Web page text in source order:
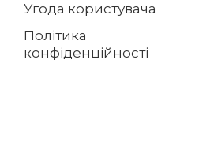
Угода користувача
Політика
конфіденційності